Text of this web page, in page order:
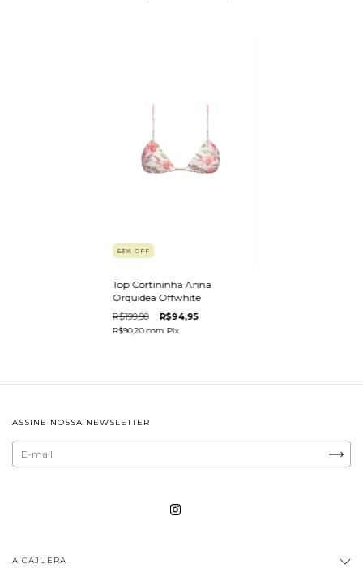
53% OFF
Top Cortininha Anna
Orquídea Offwhite
R$199,90 R$94,95
R$90,20com Pix
ASSINE NOSSA NEWSLETTER
A CAJUERA